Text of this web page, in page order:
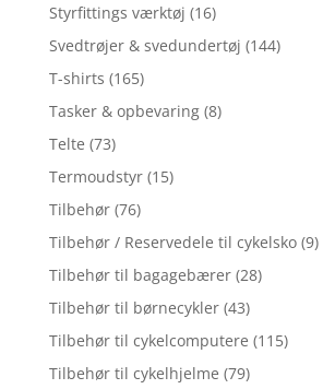
Styrfittings værktøj (16)
Svedtrøjer & svedundertøj (144)
T-shirts (165)
Tasker & opbevaring (8)
Telte (73)
Termoudstyr (15)
Tilbehør (76)
Tilbehør / Reservedele til cykelsko (9)
Tilbehør til bagagebærer (28)
Tilbehør til børnecykler (43)
Tilbehør til cykelcomputere (115)
Tilbehør til cykelhjelme (79)